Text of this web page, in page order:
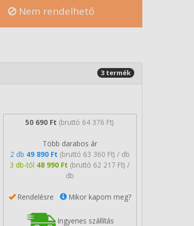
Nem rendelhető
3 termék
50 690 Ft (bruttó 64 376 Ft)
Több darabos ár
2 db 49 890 Ft (bruttó 63 360 Ft) / db
3 db-tól 48 990 Ft (bruttó 62 217 Ft) /
db
Rendelésre Mikor kapom meg?
Ingyenes szállítás